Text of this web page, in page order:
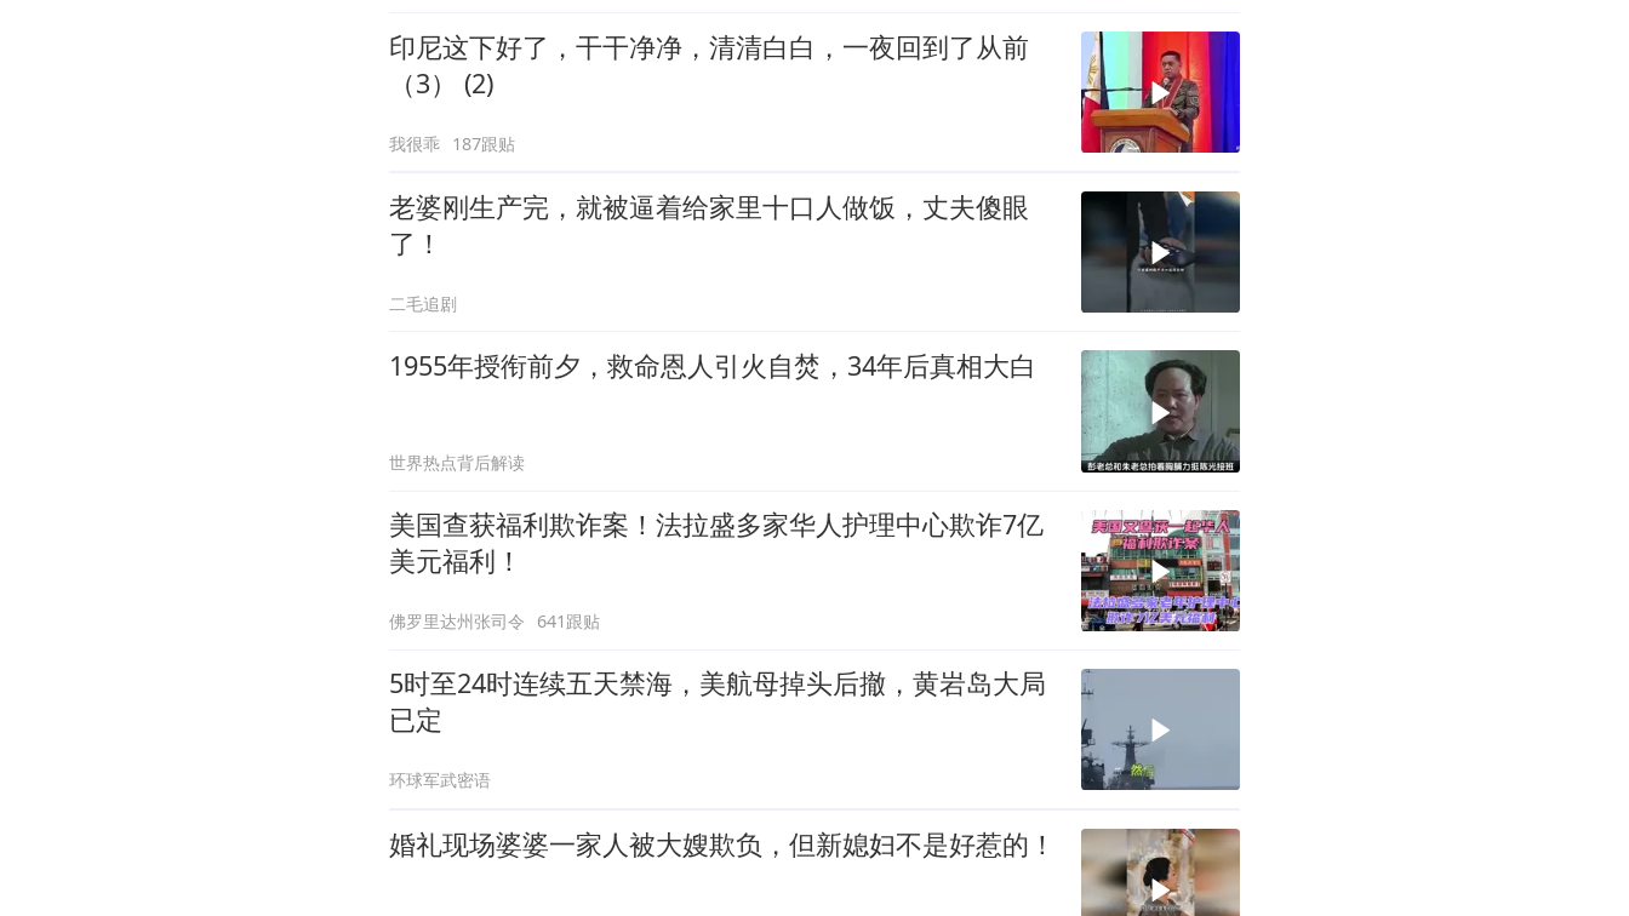
印尼这下好了，干干净净，清清白白，一夜回到了从前
（3） (2)
我很乖 187跟贴
老婆刚生产完，就被逼着给家里十口人做饭，丈夫傻眼
了！
二毛追剧
1955年授衔前夕，救命恩人引火自焚，34年后真相大白
世界热点背后解读
美国查获福利欺诈案！法拉盛多家华人护理中心欺诈7亿
美元福利！
佛罗里达州张司令 641跟贴
5时至24时连续五天禁海，美航母掉头后撤，黄岩岛大局
已定
环球军武密语
婚礼现场婆婆一家人被大嫂欺负，但新媳妇不是好惹的！